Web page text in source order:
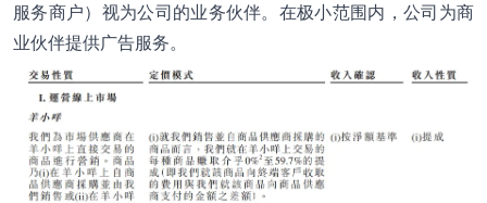
服务商户）视为公司的业务伙伴。在极小范围内，公司为商
业伙伴提供广告服务。